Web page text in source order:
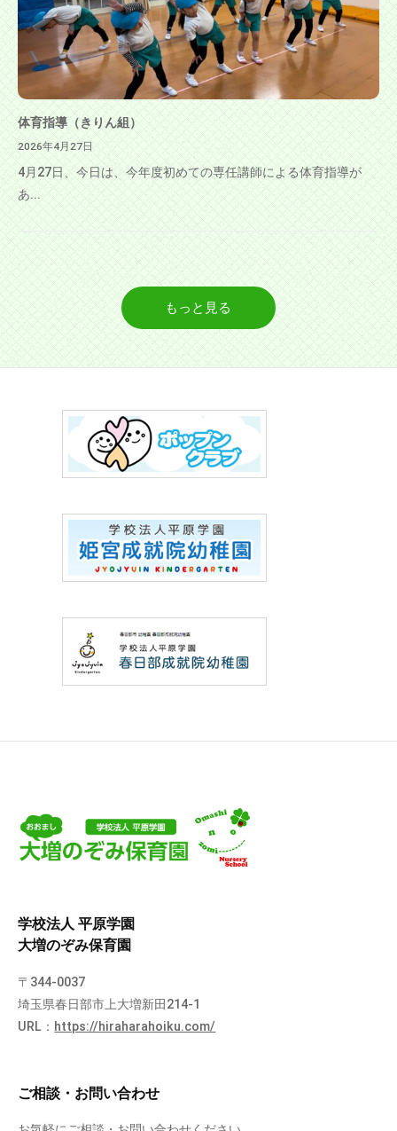
体育指導（きりん組）
2026年4月27日
4月27日、今日は、今年度初めての専任講師による体育指導が
あ...
もっと見る
学校法人 平原学園
大増のぞみ保育園
〒344-0037
埼玉県春日部市上大増新田214-1
URL： https://hiraharahoiku.com/
ご相談・お問い合わせ